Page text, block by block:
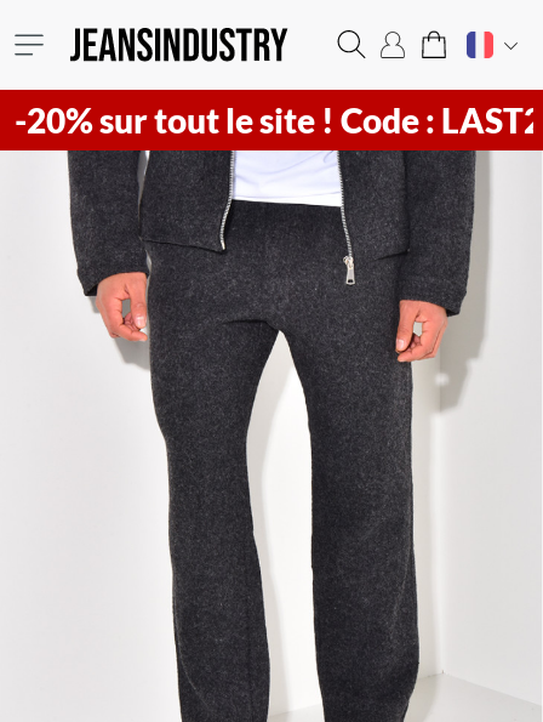
tout le site !Code : LAST20 !